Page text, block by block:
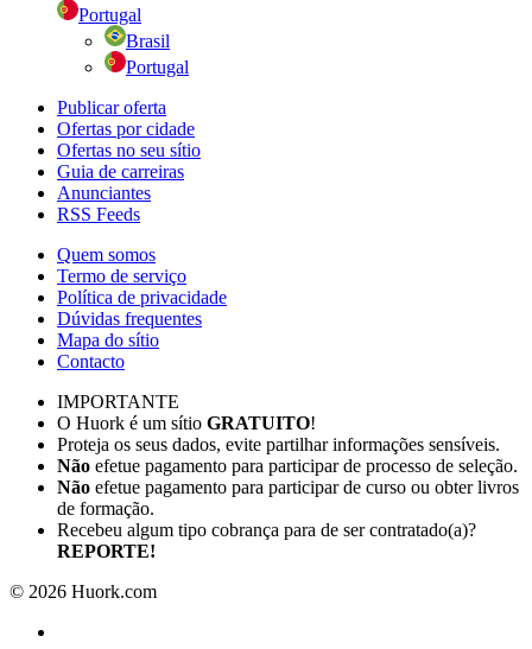
Portugal
Brasil
Portugal
Publicar oferta
Ofertas por cidade
Ofertas no seu sítio
Guia de carreiras
Anunciantes
RSS Feeds
Quem somos
Termo de serviço
Política de privacidade
Dúvidas frequentes
Mapa do sítio
Contacto
IMPORTANTE
O Huork é um sítio GRATUITO!
Proteja os seus dados, evite partilhar informações sensíveis.
Não efetue pagamento para participar de processo de seleção.
Não efetue pagamento para participar de curso ou obter livros
de formação.
Recebeu algum tipo cobrança para de ser contratado(a)?
REPORTE!
© 2026 Huork.com